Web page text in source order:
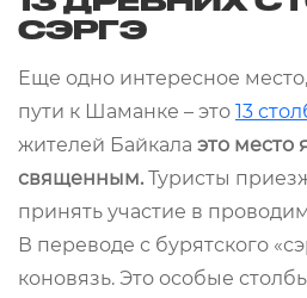
СЭРГЭ
Еще одно интересное
пути к Шаманке – это 13
жителей Байкала это место
священным. Туристы
принять участие в
В переводе с бурятского
коновязь. Это особые